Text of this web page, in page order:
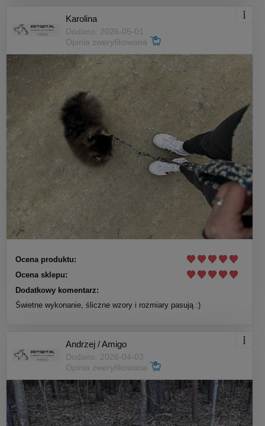
Karolina
Dodano: 2026-05-01
Opinia zweryfikowana
Ocena produktu:
Ocena sklepu:
Dodatkowy komentarz:
Świetne wykonanie, śliczne wzory i rozmiary pasują :)
Andrzej / Amigo
Dodano: 2026-04-03
Opinia zweryfikowana